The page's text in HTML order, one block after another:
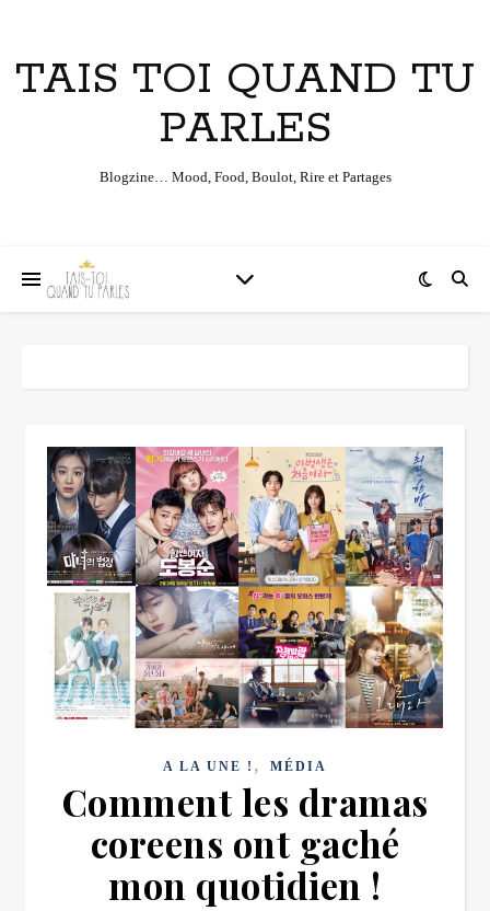
TAIS TOI QUAND TU
PARLES
Blogzine… Mood, Food, Boulot, Rire et Partages
A LA UNE ! , MÉDIA
Comment les dramas
coreens ont gaché
mon quotidien !